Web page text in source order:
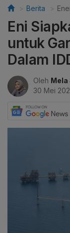
Berita
Eni
untuk
Dalam
Oleh Mela
30 Mei